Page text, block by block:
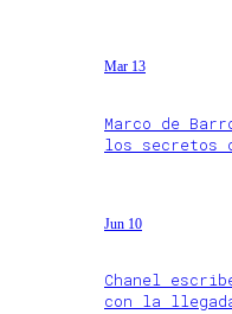
Mar 13
Marco de
los secretos
Jun 10
Chanel
con la